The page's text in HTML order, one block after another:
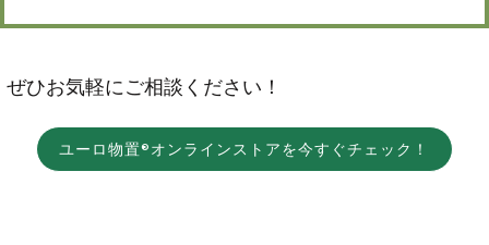
ぜひお気軽にご相談ください！
ユーロ物置®オンラインストアを今すぐチェック！